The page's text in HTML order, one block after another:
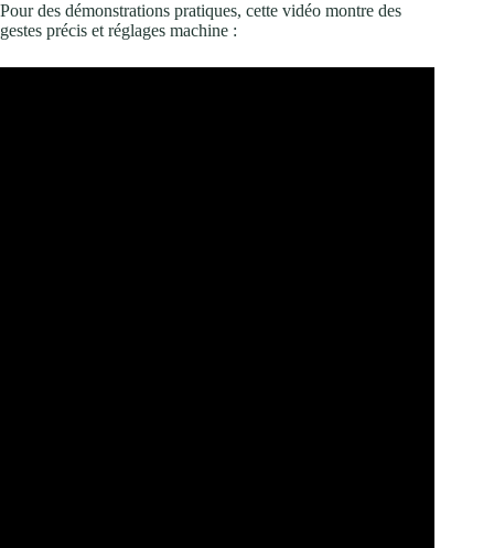
Pour des démonstrations pratiques, cette vidéo montre des
gestes précis et réglages machine :